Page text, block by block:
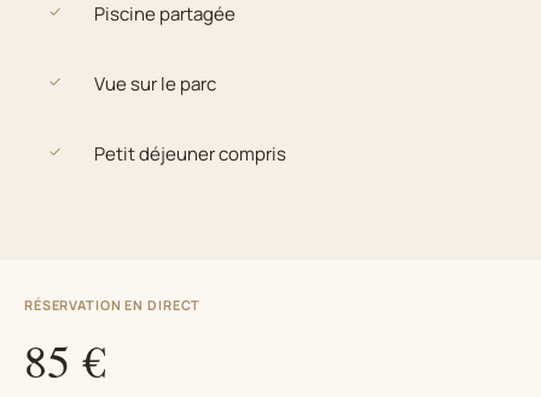
✓ Piscine partagée
✓ Vue sur le parc
✓ Petit déjeuner compris
RÉSERVATION EN DIRECT
85 €